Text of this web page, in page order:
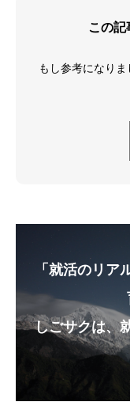
この記
もし参考になり
「就活のリア
しごサクは、